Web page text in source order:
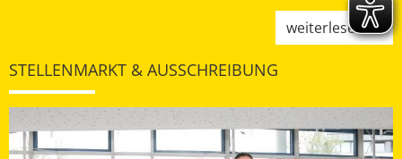
weiterlesen
STELLENMARKT & AUSSCHREIBUNG